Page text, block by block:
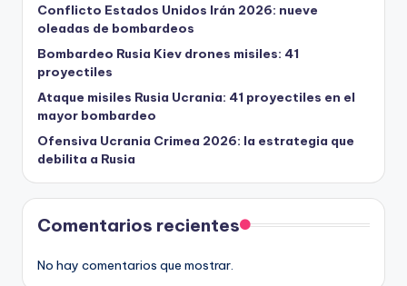
Conflicto Estados Unidos Irán 2026: nueve
oleadas de bombardeos
Bombardeo Rusia Kiev drones misiles: 41
proyectiles
Ataque misiles Rusia Ucrania: 41 proyectiles en el
mayor bombardeo
Ofensiva Ucrania Crimea 2026: la estrategia que
debilita a Rusia
Comentarios recientes
No hay comentarios que mostrar.